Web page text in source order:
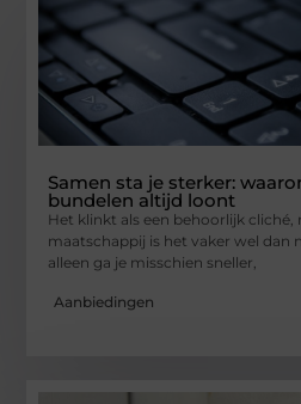
Samen sta je sterker:
bundelen altijd loont
Het klinkt als een behoorlijk cliché,
maatschappij is het vaker wel dan
alleen ga je misschien sneller,
Aanbiedingen